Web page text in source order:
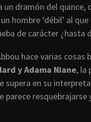
un dramón del quince,
hombre ‘débil’ al
de carácter ¿hasta
hace varias cosas
y Adama Niane, la
supera en su
parece resquebrajarse